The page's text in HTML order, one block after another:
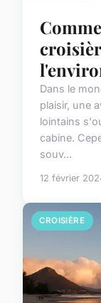
Dans le
plaisir, une
lointains
cabine.
souv...
12 février
CROISIÈRE